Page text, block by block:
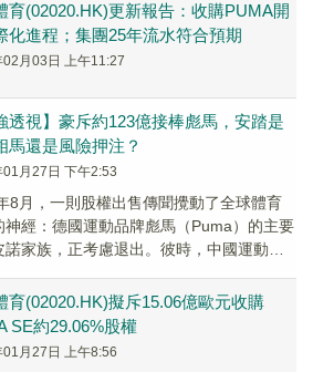
育(02020.HK)更新報告：收購PUMA開
化進程；集團25年流水符合預期
月03日 上午11:27
透視】豪斥約123億接棒彪馬，安踏是
馬還是風險押注？
月27日 下午2:53
8月，一則股權出售傳聞攪動了全球體育
神經：德國運動品牌彪馬（Puma）的主要
諾家族，正考慮退出。彼時，中國運動品
育(02020.HK)擬斥15.06億歐元收購
SE約29.06%股權
月27日 上午8:56